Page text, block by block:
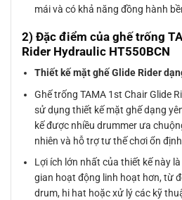
mái và có khả năng đồng hành
2) Đặc điểm của ghế trống
Rider Hydraulic HT550BCN
Thiết kế mặt ghế Glide Rider
Ghế trống TAMA 1st Chair Glide
sử dụng thiết kế mặt ghế dạng
kế được nhiều drummer ưa
nhiên và hỗ trợ tư thế chơi ổn
Lợi ích lớn nhất của thiết kế này
gian hoạt động linh hoạt hơn, từ
drum, hi hat hoặc xử lý các kỹ